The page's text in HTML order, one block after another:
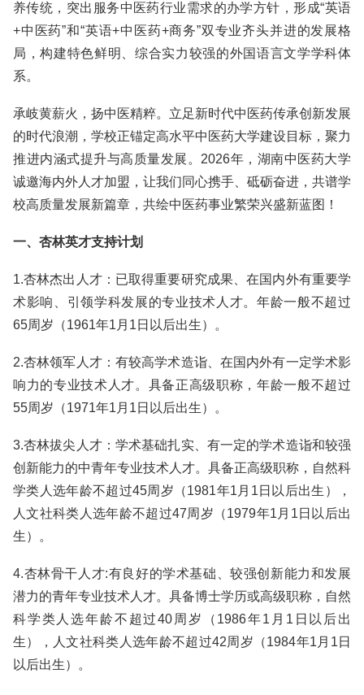
养传统，突出服务中医药行业需求的办学方针，形成“英语
+中医药”和“英语+中医药+商务”双专业齐头并进的发展格
局，构建特色鲜明、综合实力较强的外国语言文学学科体
系。
承岐黄薪火，扬中医精粹。立足新时代中医药传承创新发展
的时代浪潮，学校正锚定高水平中医药大学建设目标，聚力
推进内涵式提升与高质量发展。2026年，湖南中医药大学
诚邀海内外人才加盟，让我们同心携手、砥砺奋进，共谱学
校高质量发展新篇章，共绘中医药事业繁荣兴盛新蓝图！
一、杏林英才支持计划
1.杏林杰出人才：已取得重要研究成果、在国内外有重要学
术影响、引领学科发展的专业技术人才。年龄一般不超过
65周岁（1961年1月1日以后出生）。
2.杏林领军人才：有较高学术造诣、在国内外有一定学术影
响力的专业技术人才。具备正高级职称，年龄一般不超过
55周岁（1971年1月1日以后出生）。
3.杏林拔尖人才：学术基础扎实、有一定的学术造诣和较强
创新能力的中青年专业技术人才。具备正高级职称，自然科
学类人选年龄不超过45周岁（1981年1月1日以后出生），
人文社科类人选年龄不超过47周岁（1979年1月1日以后出
生）。
4.杏林骨干人才:有良好的学术基础、较强创新能力和发展
潜力的青年专业技术人才。具备博士学历或高级职称，自然
科学类人选年龄不超过40周岁（1986年1月1日以后出
生），人文社科类人选年龄不超过42周岁（1984年1月1日
以后出生）。